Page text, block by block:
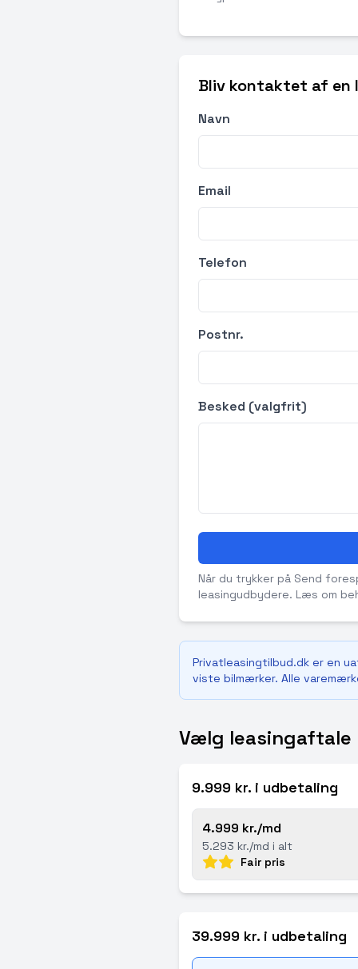
Bliv kontaktet af en
Navn
Email
Telefon
Postnr.
Besked (valgfrit)
Når du trykker på Send
leasingudbydere. Læs om
Privatleasingtilbud.dk er en
viste bilmærker. Alle
Vælg leasingaftale
9.999 kr. i udbetaling
4.999 kr./md
5.293 kr./md i alt
Fair pris
39.999 kr. i udbetaling